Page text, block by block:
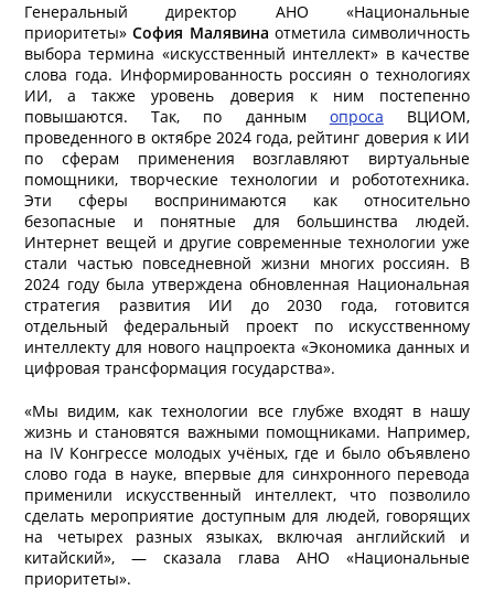
Генеральный директор АНО «Национальные
приоритеты»София Малявина отметила символичность
выбора термина «искусственный интеллект» в качестве
слова года. Информированность россиян о технологиях
ИИ, а также уровень доверия к ним постепенно
повышаются. Так, по данным опроса ВЦИОМ,
проведенного в октябре 2024 года, рейтинг доверия к ИИ
по сферам применения возглавляют виртуальные
помощники, творческие технологии и робототехника.
Эти сферы воспринимаются как относительно
безопасные и понятные для большинства людей.
Интернет вещей и другие современные технологии уже
стали частью повседневной жизни многих россиян. В
2024 году была утверждена обновленная Национальная
стратегия развития ИИ до 2030 года, готовится
отдельный федеральный проект по искусственному
интеллекту для нового нацпроекта «Экономика данных и
цифровая трансформация государства».
«Мы видим, как технологии все глубже входят в нашу
жизнь и становятся важными помощниками. Например,
на IV Конгрессе молодых учёных, где и было объявлено
слово года в науке, впервые для синхронного перевода
применили искусственный интеллект, что позволило
сделать мероприятие доступным для людей, говорящих
на четырех разных языках, включая английский и
китайский», — сказала глава АНО «Национальные
приоритеты».